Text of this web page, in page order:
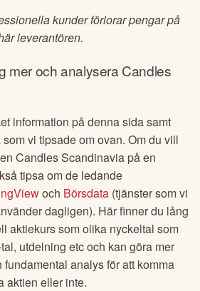
kunder förlorar pengar på
leverantören.
mer och analyseraCandles
information på denna sida samt
vi tipsade om ovan. Om du vill
Candles Scandinavia på en
tipsa om de ledande
och Börsdata (tjänster som vi
dagligen). Här finner du lång
aktiekurs som olika nyckeltal som
utdelning etc och kan göra mer
analys för att komma
aktien eller inte.